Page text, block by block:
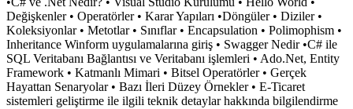
Değişkenler • Operatörler • Karar Yapıları •Döngüler • Diziler •
Koleksiyonlar • Metotlar • Sınıflar • Encapsulation • Polimophism •
Inheritance Winform uygulamalarına giriş • Swagger Nedir •C# ile
SQL Veritabanı Bağlantısı ve Veritabanı işlemleri • Ado.Net, Entity
Framework • Katmanlı Mimari • Bitsel Operatörler • Gerçek
Hayattan Senaryolar • Bazı İleri Düzey Örnekler • E-Ticaret
sistemleri geliştirme ile ilgili teknik detaylar hakkında bilgilendirme